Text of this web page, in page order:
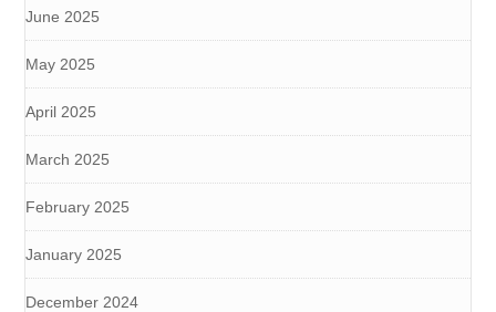
June 2025
May 2025
April 2025
March 2025
February 2025
January 2025
December 2024